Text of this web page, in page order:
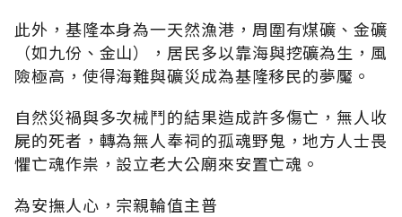
此外，基隆本身為一天然漁港，周圍有煤礦、金礦
（如九份、金山），居民多以靠海與挖礦為生，風
險極高，使得海難與礦災成為基隆移民的夢魘。
自然災禍與多次械鬥的結果造成許多傷亡，無人收
屍的死者，轉為無人奉祠的孤魂野鬼，地方人士畏
懼亡魂作祟，設立老大公廟來安置亡魂。
為安撫人心，宗親輪值主普